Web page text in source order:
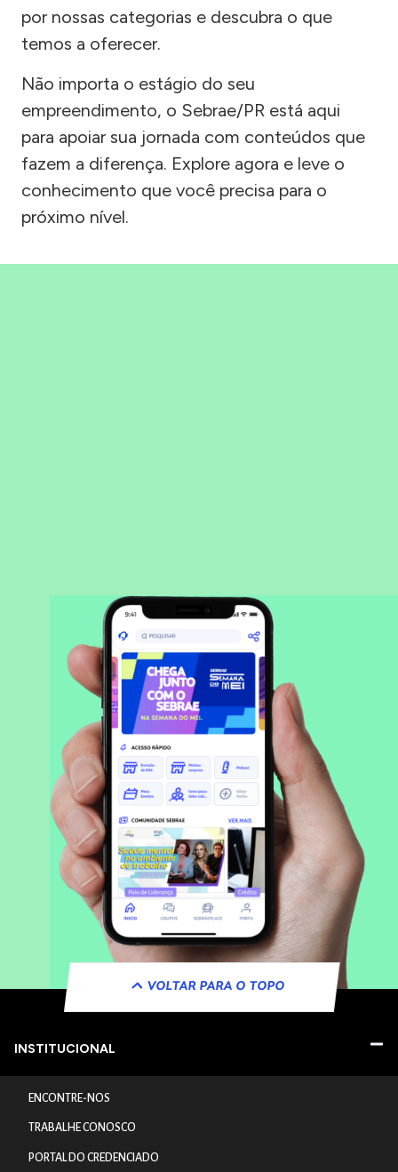
por nossas categorias e descubra o que
temos a oferecer.
Não importa o estágio do seu
empreendimento, o Sebrae/PR está aqui
para apoiar sua jornada com conteúdos que
fazem a diferença. Explore agora e leve o
conhecimento que você precisa para o
próximo nível.
VOLTAR PARA O TOPO
INSTITUCIONAL
ENCONTRE-NOS
TRABALHE CONOSCO
PORTAL DO CREDENCIADO